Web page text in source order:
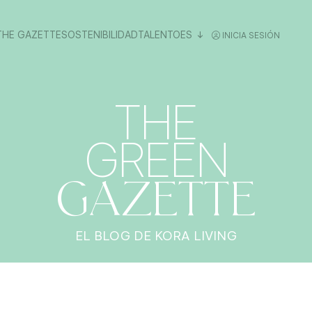
GAZETTESOSTENIBILIDADTALENTOES INICIA SESIÓN
THE
GREEN
GAZETTE
EL BLOG DE KORA LIVING